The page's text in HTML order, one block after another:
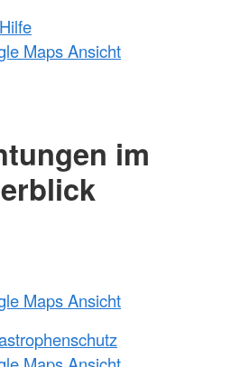
Maps Ansicht
im
Maps Ansicht